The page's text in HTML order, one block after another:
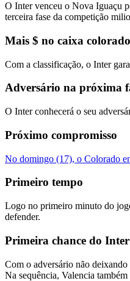
O Inter venceu o Nova Iguaçu
terceira fase da competição
Mais $ no caixa colorado
Com a classificação, o Inter
Adversário na próxima
O Inter conhecerá o seu
Próximo compromisso
No domingo (17), o Colorado
Primeiro tempo
Logo no primeiro minuto do
defender.
Primeira chance do Inter
Com o adversário não
Na sequência, Valencia